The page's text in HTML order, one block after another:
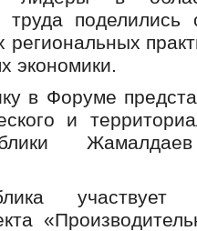
труда
региональных
экономики.
в Форуме
и